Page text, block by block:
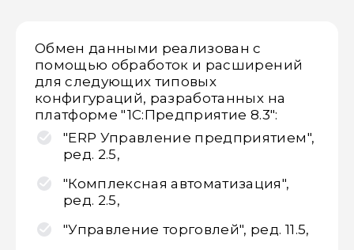
Обмен данными реализован с
помощью обработок и расширений
для следующих типовых
конфигураций, разработанных на
платформе "1С:Предприятие 8.3":
"ERP Управление предприятием",
ред. 2.5,
"Комплексная автоматизация",
ред. 2.5,
"Управление торговлей", ред. 11.5,